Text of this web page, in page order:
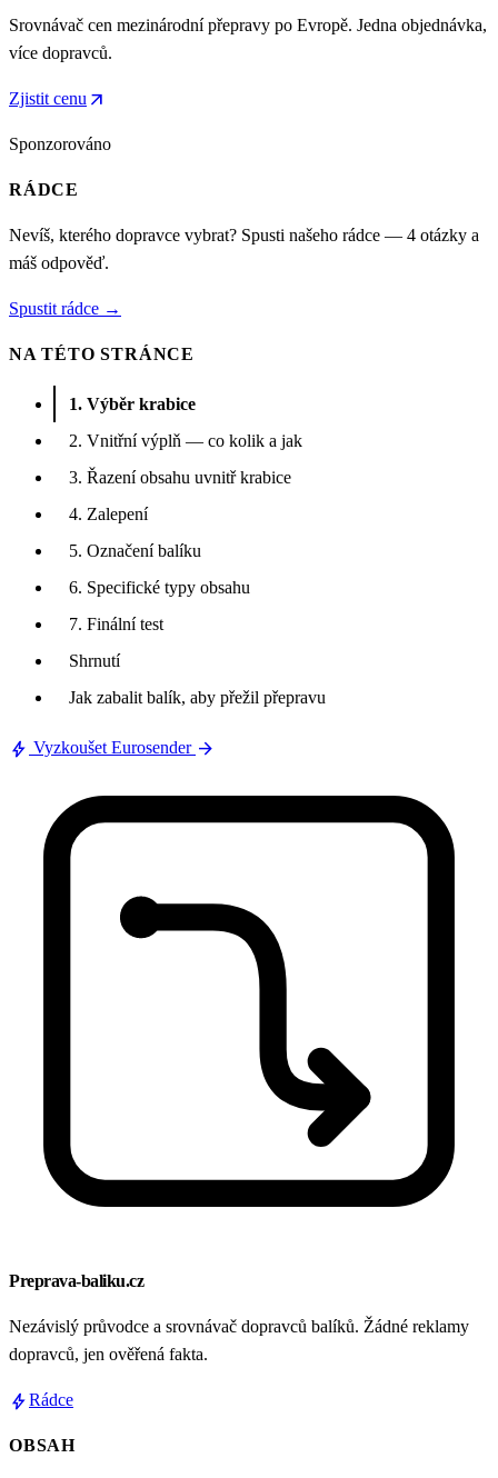
Srovnávač cen mezinárodní přepravy po Evropě. Jedna objednávka,
více dopravců.
Zjistit cenu arrow_outward
Sponzorováno
RÁDCE
Nevíš, kterého dopravce vybrat? Spusti našeho rádce — 4 otázky a
máš odpověď.
Spustit rádce →
NA TÉTO STRÁNCE
1. Výběr krabice
2. Vnitřní výplň — co kolik a jak
3. Řazení obsahu uvnitř krabice
4. Zalepení
5. Označení balíku
6. Specifické typy obsahu
7. Finální test
Shrnutí
Jak zabalit balík, aby přežil přepravu
bolt Vyzkoušet Eurosender arrow_forward
Preprava-baliku.cz
Nezávislý průvodce a srovnávač dopravců balíků. Žádné reklamy
dopravců, jen ověřená fakta.
boltRádce
OBSAH